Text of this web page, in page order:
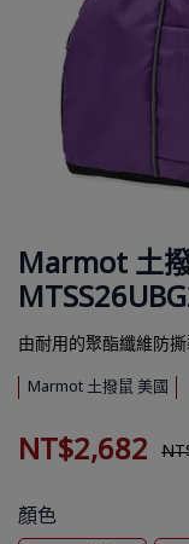
Marmot 土
由耐用的聚酯纖維防撕
Marmot 土撥鼠 美國
NT$2,682
顏色